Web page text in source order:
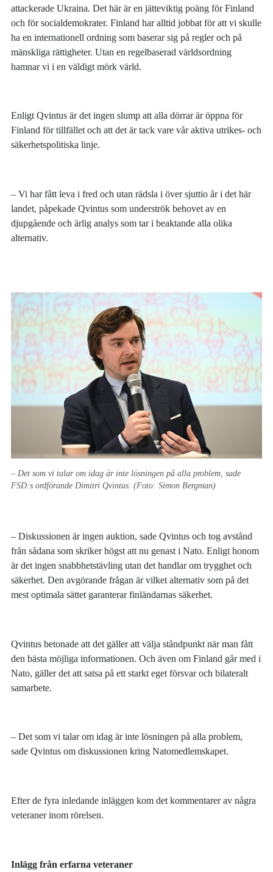
attackerade Ukraina. Det här är en jätteviktig poäng för Finland
och för socialdemokrater. Finland har alltid jobbat för att vi skulle
ha en internationell ordning som baserar sig på regler och på
mänskliga rättigheter. Utan en regelbaserad världsordning
hamnar vi i en väldigt mörk värld.
Enligt Qvintus är det ingen slump att alla dörrar är öppna för
Finland för tillfället och att det är tack vare vår aktiva utrikes- och
säkerhetspolitiska linje.
– Vi har fått leva i fred och utan rädsla i över sjuttio år i det här
landet, påpekade Qvintus som underströk behovet av en
djupgående och ärlig analys som tar i beaktande alla olika
alternativ.
– Det som vi talar om idag är inte lösningen på alla problem, sade
FSD:s ordförande Dimitri Qvintus. (Foto: Simon Bergman)
– Diskussionen är ingen auktion, sade Qvintus och tog avstånd
från sådana som skriker högst att nu genast i Nato. Enligt honom
är det ingen snabbhetstävling utan det handlar om trygghet och
säkerhet. Den avgörande frågan är vilket alternativ som på det
mest optimala sättet garanterar finländarnas säkerhet.
Qvintus betonade att det gäller att välja ståndpunkt när man fått
den bästa möjliga informationen. Och även om Finland går med i
Nato, gäller det att satsa på ett starkt eget försvar och bilateralt
samarbete.
– Det som vi talar om idag är inte lösningen på alla problem,
sade Qvintus om diskussionen kring Natomedlemskapet.
Efter de fyra inledande inläggen kom det kommentarer av några
veteraner inom rörelsen.
Inlägg från erfarna veteraner